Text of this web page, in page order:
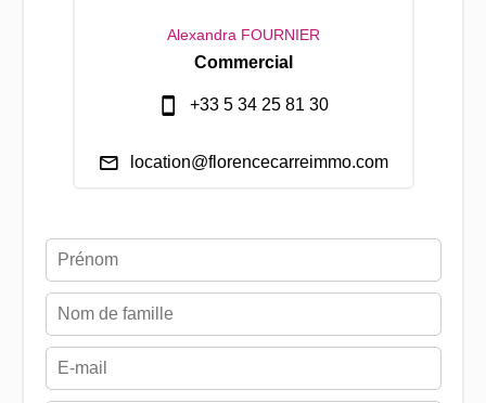
Alexandra FOURNIER
Commercial
+33 5 34 25 81 30
location@florencecarreimmo.com